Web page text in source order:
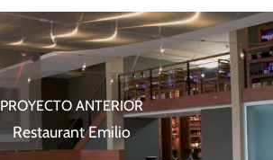
PROYECTO ANTERIOR
Restaurant Emilio